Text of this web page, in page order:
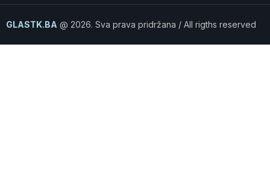
GLASTK.BA @ 2026. Sva prava pridržana / All rigths reserved